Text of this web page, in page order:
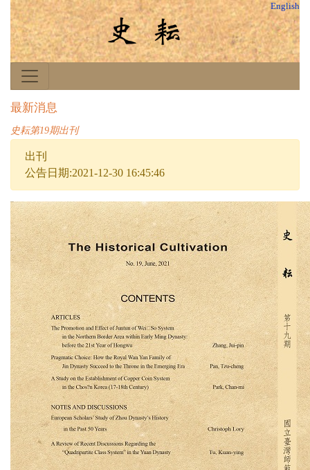
English
最新消息
史耘第19期出刊
出刊
公告日期:2021-12-30 16:45:46